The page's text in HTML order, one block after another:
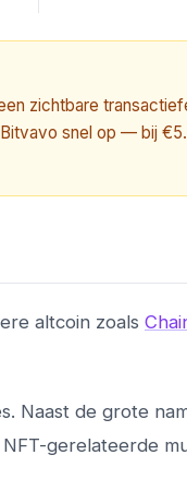
zichtbare
snel op — bij
altcoin zoals
Naast de grote
gerelateerde